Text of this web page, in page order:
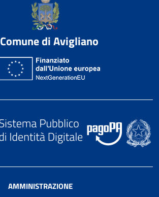
Comune di Avigliano
AMMINISTRAZIONE